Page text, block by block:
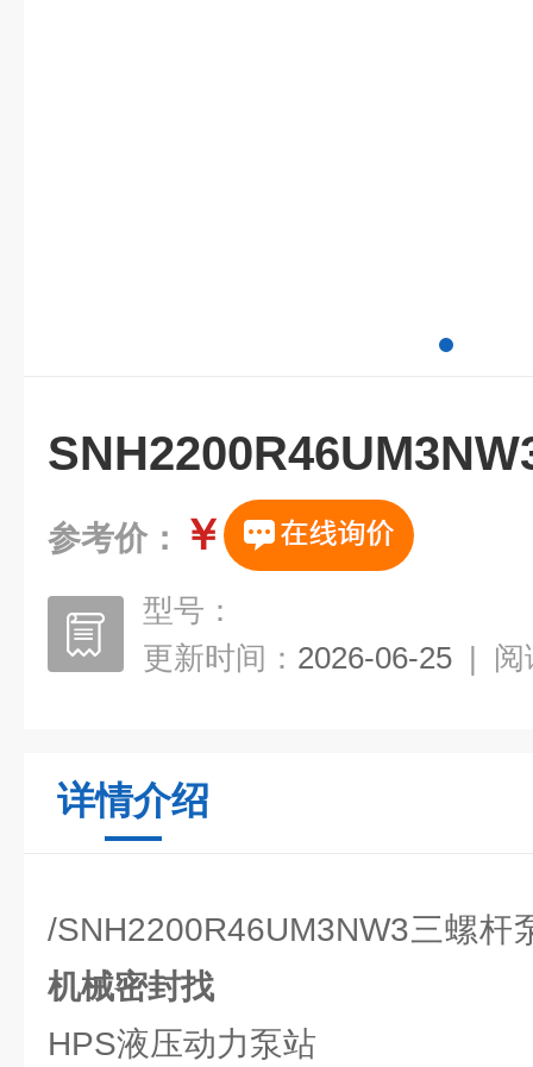
参考价： ￥
型号：
更新时间： 2026-06-25 | 阅
详情介绍
/SNH2200R46UM3NW3三螺
机械密封找
HPS液压动力泵站